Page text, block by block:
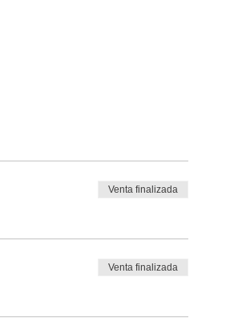
Venta finalizada
Venta finalizada